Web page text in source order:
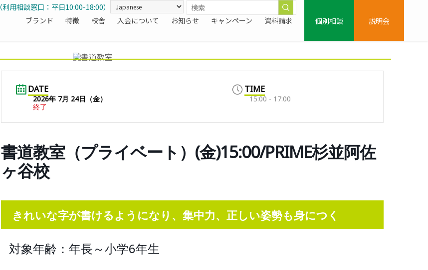
ブランド 特徴 校舎 入会について お知らせ キャンペーン 資料請求
（利用相談窓口：平日10:00-18:00）
個別相談
説明会
DATE
2026年 7月 24日（金）
終了
TIME
15:00 - 17:00
書道教室（プライベート）(金)15:00/PRIME杉並阿佐
ヶ谷校
きれいな字が書けるようになり、集中力、正しい姿勢も身につく
対象年齢：年長～小学6年生